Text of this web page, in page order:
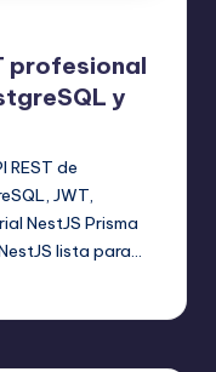
profesional
y
REST de
JWT,
NestJS Prisma
lista para…